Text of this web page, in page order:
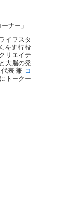
ナー」
イフスタ
を進行役
リエイテ
大脳の発
代表 兼 コ
トークー